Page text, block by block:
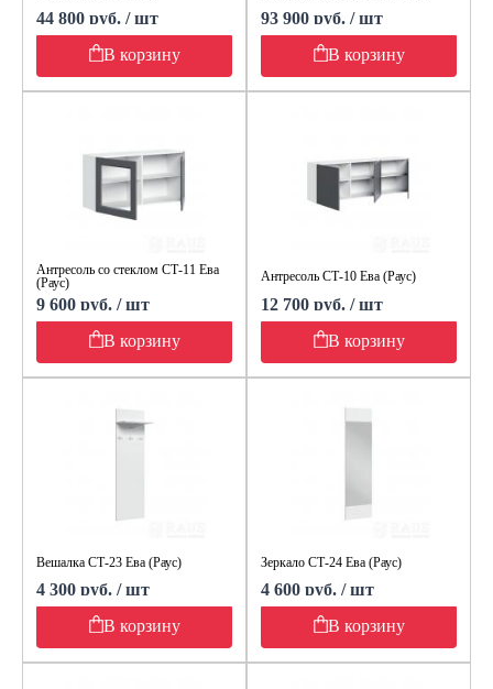
44 800 руб. / шт
В корзину
93 900 руб. / шт
В корзину
Антресоль со стеклом СТ-11 Ева
(Раус)
9 600 руб. / шт
В корзину
Антресоль СТ-10 Ева (Раус)
12 700 руб. / шт
В корзину
Вешалка СТ-23 Ева (Раус)
4 300 руб. / шт
В корзину
Зеркало СТ-24 Ева (Раус)
4 600 руб. / шт
В корзину